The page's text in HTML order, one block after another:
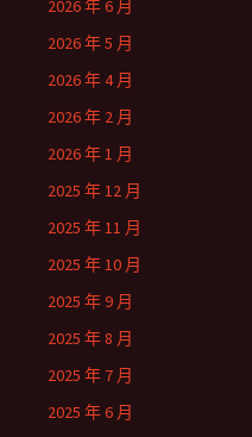
2026 年 6 月
2026 年 5 月
2026 年 4 月
2026 年 2 月
2026 年 1 月
2025 年 12 月
2025 年 11 月
2025 年 10 月
2025 年 9 月
2025 年 8 月
2025 年 7 月
2025 年 6 月